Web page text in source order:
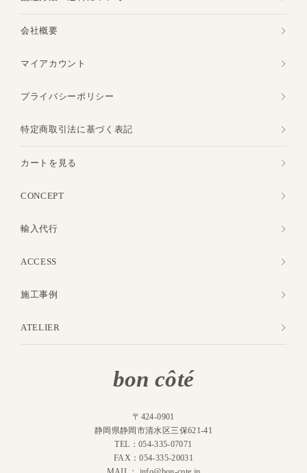
会社概要
マイアカウント
プライバシーポリシー
特定商取引法に基づく表記
カートを見る
CONCEPT
輸入代行
ACCESS
施工事例
ATELIER
bon côté
〒424-0901
静岡県静岡市清水区三保621-41
TEL：054-335-07071
FAX：054-335-20031